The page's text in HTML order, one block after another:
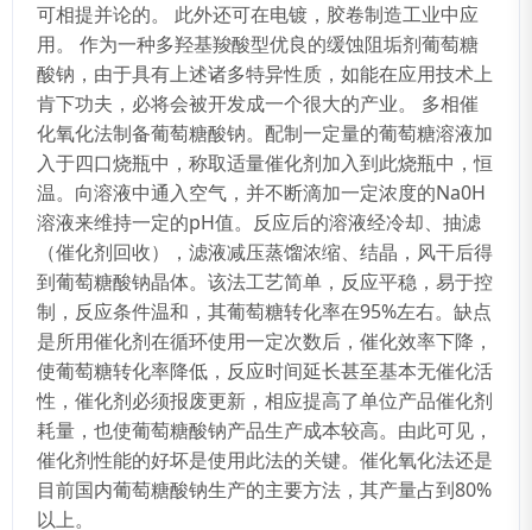
可相提并论的。 此外还可在电镀，胶卷制造工业中应
用。 作为一种多羟基羧酸型优良的缓蚀阻垢剂葡萄糖
酸钠，由于具有上述诸多特异性质，如能在应用技术上
肯下功夫，必将会被开发成一个很大的产业。 多相催
化氧化法制备葡萄糖酸钠。配制一定量的葡萄糖溶液加
入于四口烧瓶中，称取适量催化剂加入到此烧瓶中，恒
温。向溶液中通入空气，并不断滴加一定浓度的Na0H
溶液来维持一定的pH值。反应后的溶液经冷却、抽滤
（催化剂回收），滤液减压蒸馏浓缩、结晶，风干后得
到葡萄糖酸钠晶体。该法工艺简单，反应平稳，易于控
制，反应条件温和，其葡萄糖转化率在95%左右。缺点
是所用催化剂在循环使用一定次数后，催化效率下降，
使葡萄糖转化率降低，反应时间延长甚至基本无催化活
性，催化剂必须报废更新，相应提高了单位产品催化剂
耗量，也使葡萄糖酸钠产品生产成本较高。由此可见，
催化剂性能的好坏是使用此法的关键。催化氧化法还是
目前国内葡萄糖酸钠生产的主要方法，其产量占到80%
以上。